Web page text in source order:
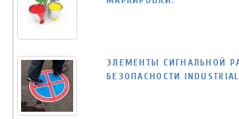
ЭЛЕМЕНТЫ СИГНАЛЬНОЙ
БЕЗОПАСНОСТИ INDUSTRIAL